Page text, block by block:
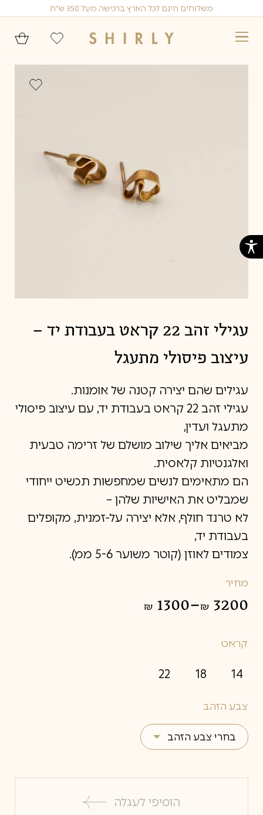
to
content
משלוחים חינם לכל הארץ ברכישה מעל 350 ש״ח
עגילי זהב 22 קראט בעבודת יד –
עיצוב פיסולי מתעגל
עגילים שהם יצירה קטנה של אומנות.
עגילי זהב 22 קראט בעבודת יד, עם עיצוב פיסולי
מתעגל ועדין,
מביאים אליך שילוב מושלם של זרימה טבעית
ואלגנטיות קלאסית.
הם מתאימים לנשים שמחפשות תכשיט ייחודי
שמבליט את האישיות שלהן –
לא טרנד חולף, אלא יצירה על-זמנית, מקופלים
בעבודת יד,
צמודים לאוזן (קוטר משוער 5-6 ממ).
מחיר
₪ 1300–₪ 3200
מחירים:
עד
קראט
14
18
22
צבע הזהב
בחרי צבע הזהב
צהוב
הוסיפי לעגלה